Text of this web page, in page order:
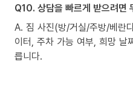
Q10. 상담을 빠르게 받으려면
A. 짐 사진(방/거실/주방/베란
이터, 주차 가능 여부, 희망 날
릅니다.